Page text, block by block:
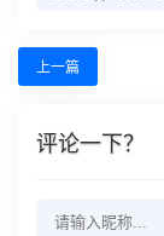
上一篇
评论一下？